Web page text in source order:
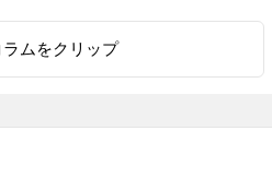
ムをクリップ